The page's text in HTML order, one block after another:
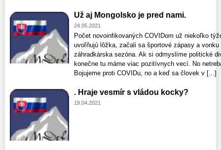
Už aj Mongolsko je pred nami.
24.05.2021
Počet novoinfikovaných COVIDom už niekoľko
uvoľňujú lôžka, začali sa športové zápasy a
záhradkárska sezóna. Ak si odmyslíme politické
konečne tu máme viac pozitívnych vecí. No
Bojujeme proti COVIDu, no a keď sa človek v [...]
. Hraje vesmír s vládou kocky?
19.04.2021